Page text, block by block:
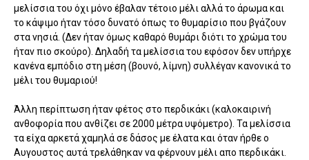
μελίσσια του όχι μόνο έβαλαν τέτοιο μέλι αλλά το άρωμα και
το κάψιμο ήταν τόσο δυνατό όπως το θυμαρίσιο που βγάζουν
στα νησιά. (Δεν ήταν όμως καθαρό θυμάρι διότι το χρώμα του
ήταν πιο σκούρο). Δηλαδή τα μελίσσια του εφόσον δεν υπήρχε
κανένα εμπόδιο στη μέση (βουνό, λίμνη) συλλέγαν κανονικά το
μέλι του θυμαριού!
Άλλη περίπτωση ήταν φέτος στο περδικάκι (καλοκαιρινή
ανθοφορία που ανθίζει σε 2000 μέτρα υψόμετρο). Τα μελίσσια
τα είχα αρκετά χαμηλά σε δάσος με έλατα και όταν ήρθε ο
Αυγουστος αυτά τρελάθηκαν να φέρνουν μέλι απο περδικάκι.